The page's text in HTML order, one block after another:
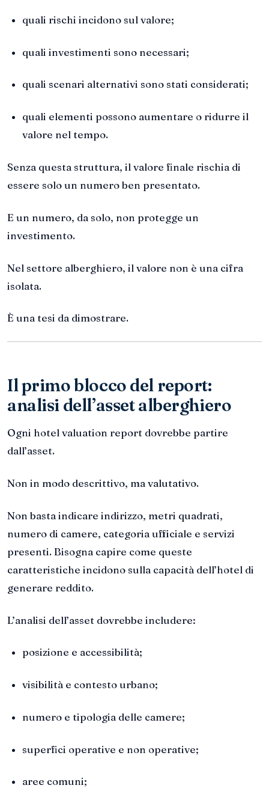
quali rischi incidono sul valore;
quali investimenti sono necessari;
quali scenari alternativi sono stati considerati;
quali elementi possono aumentare o ridurre il
valore nel tempo.
Senza questa struttura, il valore finale rischia di
essere solo un numero ben presentato.
E un numero, da solo, non protegge un
investimento.
Nel settore alberghiero, il valore non è una cifra
isolata.
È una tesi da dimostrare.
Il primo blocco del report:
analisi dell’asset alberghiero
Ogni hotel valuation report dovrebbe partire
dall’asset.
Non in modo descrittivo, ma valutativo.
Non basta indicare indirizzo, metri quadrati,
numero di camere, categoria ufficiale e servizi
presenti. Bisogna capire come queste
caratteristiche incidono sulla capacità dell’hotel di
generare reddito.
L’analisi dell’asset dovrebbe includere:
posizione e accessibilità;
visibilità e contesto urbano;
numero e tipologia delle camere;
superfici operative e non operative;
aree comuni;